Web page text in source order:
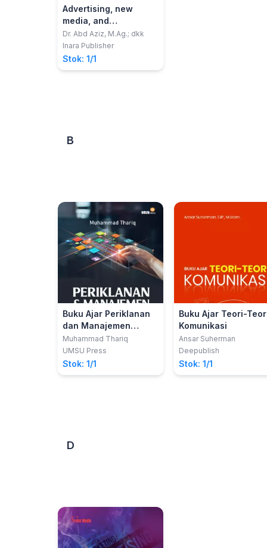
Advertising, new
media, and
intercultural
communication
Dr. Abd Aziz, M.Ag.; dkk
Inara Publisher
Stok: 1/1
B
Buku Ajar Periklanan
dan Manajemen
Media
Muhammad Thariq
UMSU Press
Stok: 1/1
Buku Ajar Teori-
Komunikasi
Ansar Suherman
Deepublish
Stok: 1/1
D